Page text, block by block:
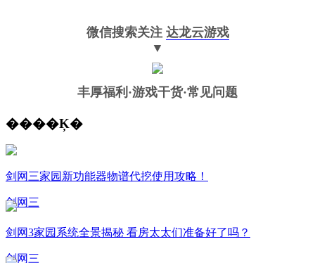
微信搜索关注 达龙云游戏
▼
丰厚福利 ·游戏干货·常见问题
����Ķ�
剑网三家园新功能器物谱代挖使用攻略！
剑网三
剑网3家园系统全景揭秘 看房太太们准备好了吗？
剑网三